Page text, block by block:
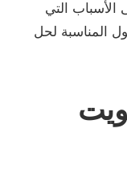
الأسباب التي
المناسبة لحل